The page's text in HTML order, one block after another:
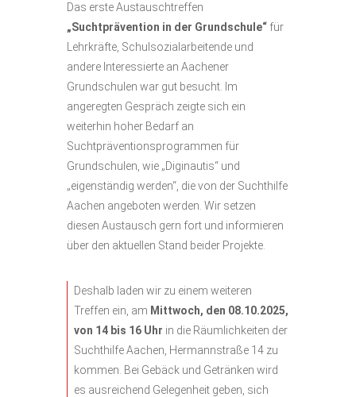
Das erste Austauschtreffen
„Suchtprävention in der Grundschule“ für
Lehrkräfte, Schulsozialarbeitende und
andere Interessierte an Aachener
Grundschulen war gut besucht. Im
angeregten Gespräch zeigte sich ein
weiterhin hoher Bedarf an
Suchtpräventionsprogrammen für
Grundschulen, wie „Diginautis“ und
„eigenständig werden“, die von der Suchthilfe
Aachen angeboten werden. Wir setzen
diesen Austausch gern fort und informieren
über den aktuellen Stand beider Projekte.
Deshalb laden wir zu einem weiteren
Treffen ein, am Mittwoch, den 08.10.2025,
von 14 bis 16 Uhr in die Räumlichkeiten der
Suchthilfe Aachen, Hermannstraße 14 zu
kommen. Bei Gebäck und Getränken wird
es ausreichend Gelegenheit geben, sich